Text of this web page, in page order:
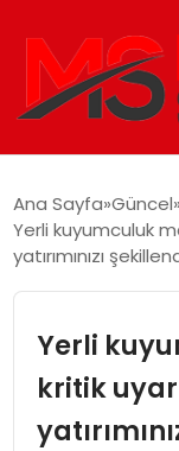
EKONOMI
GÜNCEL
Ana Sayfa Güncel
Yerli kuyumculuk
yatırımınızı
Yerli
kritik